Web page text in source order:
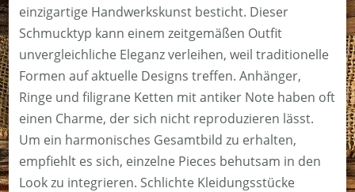
einzigartige Handwerkskunst besticht. Dieser
Schmucktyp kann einem zeitgemäßen Outfit
unvergleichliche Eleganz verleihen, weil traditionelle
Formen auf aktuelle Designs treffen. Anhänger,
Ringe und filigrane Ketten mit antiker Note haben oft
einen Charme, der sich nicht reproduzieren lässt.
Um ein harmonisches Gesamtbild zu erhalten,
empfiehlt es sich, einzelne Pieces behutsam in den
Look zu integrieren. Schlichte Kleidungsstücke